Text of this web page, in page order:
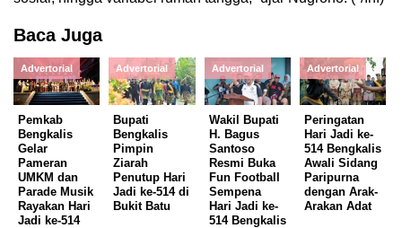
Baca Juga
Advertorial
Pemkab
Bengkalis
Gelar
Pameran
UMKM dan
Parade Musik
Rayakan Hari
Jadi ke-514
Advertorial
Bupati
Bengkalis
Pimpin
Ziarah
Penutup Hari
Jadi ke-514 di
Bukit Batu
Advertorial
Wakil Bupati
H. Bagus
Santoso
Resmi Buka
Fun Football
Sempena
Hari Jadi ke-
514 Bengkalis
Advertorial
Peringatan
Hari Jadi ke-
514 Bengkalis
Awali Sidang
Paripurna
dengan Arak-
Arakan Adat